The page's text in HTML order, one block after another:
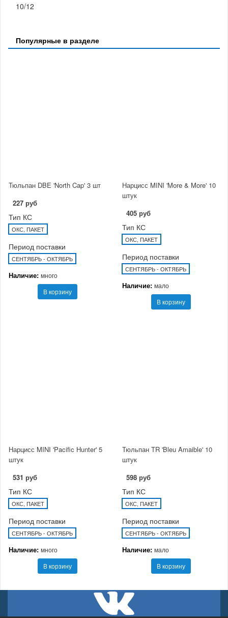
10/12
Популярные в разделе
Тюльпан DBE 'North Cap' 3 шт
227 руб
Тип КС
ОКС, ПАКЕТ
Период поставки
СЕНТЯБРЬ - ОКТЯБРЬ
Наличие: много
В корзину
Нарцисс MINI 'More & More' 10
штук
405 руб
Тип КС
ОКС, ПАКЕТ
Период поставки
СЕНТЯБРЬ - ОКТЯБРЬ
Наличие: мало
В корзину
Нарцисс MINI 'Pacific Hunter' 5
штук
531 руб
Тип КС
ОКС, ПАКЕТ
Период поставки
СЕНТЯБРЬ - ОКТЯБРЬ
Наличие: много
В корзину
Тюльпан TR 'Bleu Amaible' 10
штук
598 руб
Тип КС
ОКС, ПАКЕТ
Период поставки
СЕНТЯБРЬ - ОКТЯБРЬ
Наличие: мало
В корзину